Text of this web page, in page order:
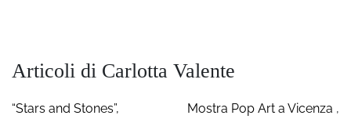
Articoli di Carlotta Valente
“Stars and Stones”,
Mostra Pop Art a Vicenza ,